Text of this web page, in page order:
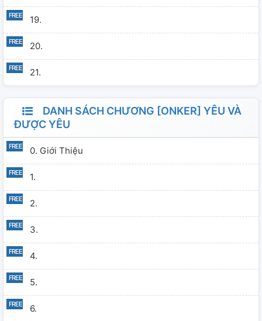
19.
20.
21.
DANH SÁCH CHƯƠNG [ONKER] YÊU VÀ
ĐƯỢC YÊU
0. Giới Thiệu
1.
2.
3.
4.
5.
6.